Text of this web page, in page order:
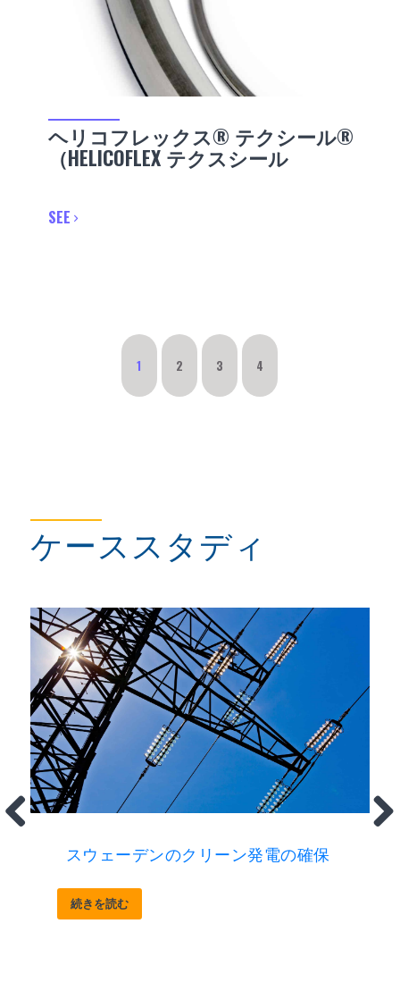
ヘリコフレックス® テクシール®
（HELICOFLEX テクスシール
SEE
1 2 3 4
ケーススタディ
スウェーデンのクリーン発電の確保
続きを読む